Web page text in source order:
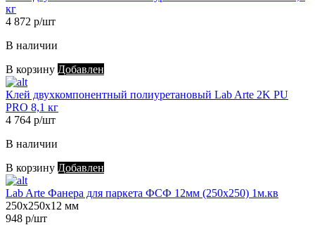
кг
4 872 р/шт
В наличии
В корзину Добавлен
Клей двухкомпонентный полиуретановый Lab Arte 2K PU
PRO 8,1 кг
4 764 р/шт
В наличии
В корзину Добавлен
Lab Arte Фанера для паркета ФСФ 12мм (250х250) 1м.кв
250х250х12 мм
948 р/шт